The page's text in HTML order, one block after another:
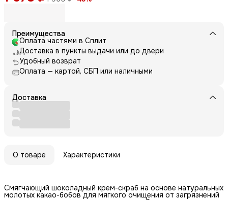
Преимущества
Оплата частями в Сплит
Доставка в пункты выдачи или до двери
Удобный возврат
Оплата — картой, СБП или наличными
Доставка
О товаре Характеристики
Смягчающий шоколадный крем-скраб на основе натуральных
молотых какао-бобов для мягкого очищения от загрязнений